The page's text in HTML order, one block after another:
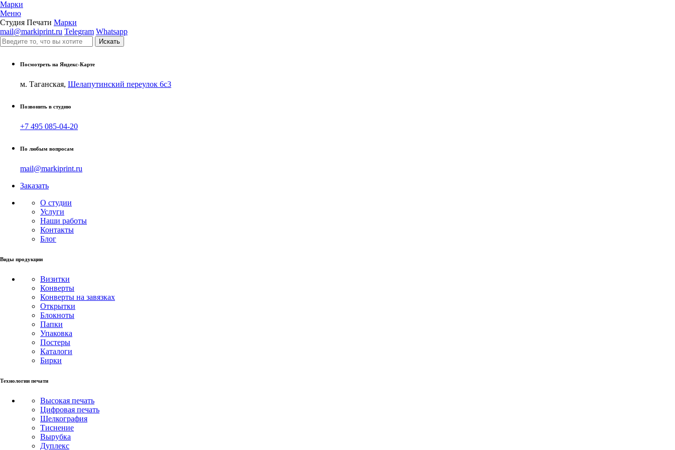
Марки
Меню
Студия Печати Марки
mail@markiprint.ru Telegram Whatsapp
Посмотреть на Яндекс-Карте
м. Таганская, Шелапутинский переулок 6с3
Позвонить в студию
+7 495 085-04-20
По любым вопросам
mail@markiprint.ru
Заказать
О студии
Услуги
Наши работы
Контакты
Блог
Виды продукции
Визитки
Конверты
Конверты на завязках
Открытки
Блокноты
Папки
Упаковка
Постеры
Каталоги
Бирки
Технологии печати
Высокая печать
Цифровая печать
Шелкография
Тиснение
Вырубка
Дуплекс